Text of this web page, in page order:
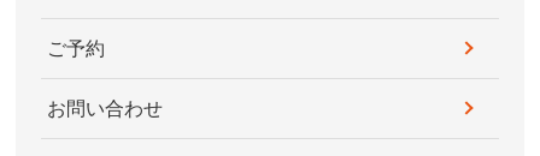
ご予約
お問い合わせ